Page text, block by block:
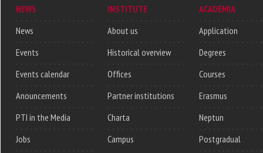
NEWS
News
Events
Events calendar
Anouncements
PTI in the Media
Jobs
INSTITUTE
About us
Historical overview
Offices
Partner institutions
Charta
Campus
ACADEMIA
Application
Degrees
Courses
Erasmus
Neptun
Postgradual